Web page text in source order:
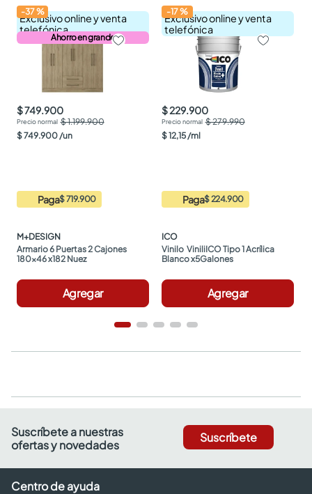
Exclusivo online y venta
telefónica
Ahorro en grande
-37%
$ 749.900
$ 1.199.900
$749.900 /un
Paga$ 719.900
M+DESIGN
Armario 6 Puertas 2 Cajones
180x46 x182 Nuez
Agregar
Exclusivo online y venta
telefónica
-17%
$ 229.900
$ 279.990
$12,15 /ml
Paga$ 224.900
ICO
Vinilo  ViniliICO Tipo 1 Acrílica
Blanco x5Galones
Agregar
Suscríbete a nuestras
ofertas y novedades
Suscríbete
Centro de ayuda